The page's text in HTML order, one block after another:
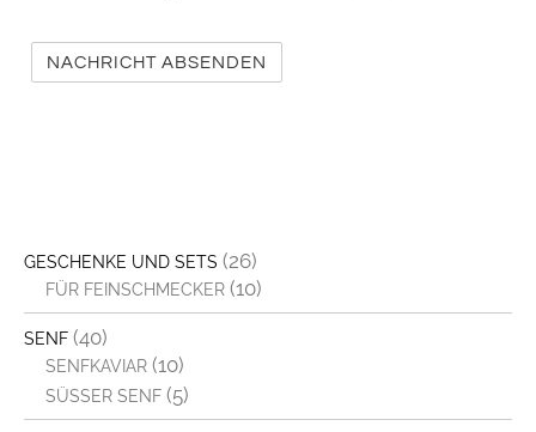
GESCHENKE UND SETS (26)
FÜR FEINSCHMECKER (10)
SENF (40)
SENFKAVIAR (10)
SÜSSER SENF (5)